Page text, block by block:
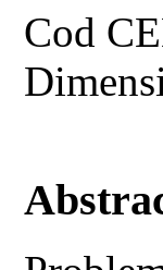
Cod